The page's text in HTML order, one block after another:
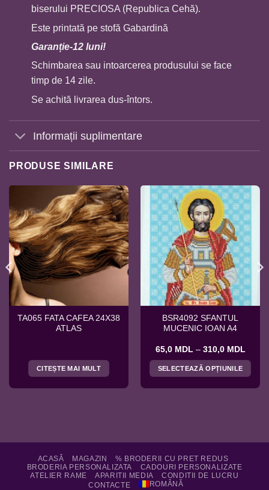
biserului PRECIOSA (Republica Cehă).
Este printată pe stofă Gabardină
Garanție-12 luni!
Schimbarea sau intoarcerea produsului se face
timp de 14 zile.
Se achită livrarea dus-întors.
Informații suplimentare
PRODUSE SIMILARE
TA065 FATA CAFEA 24X38
ATLAS
CITEȘTE MAI MULT
BSR4092 SFANTUL
MUCENIC IOAN A4
65,0 MDL – 310,0 MDL
65,0
la
SELECTEAZĂ OPȚIUNILE
Opțiunile
pot
ACASĂ MAGAZIN
% BRODERII CU PRET REDUS
BRODERIA PERSONALIZATA
CADOURI PERSONALIZATE
ATELIER RAME
APARITII MEDIA
CONDITII DE LUCRU
CONTACTE
ROMÂNĂ